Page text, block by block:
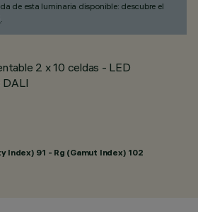
de esta luminaria disponible: descubre el
.
2 x 10 celdas - LED
DALI
Index) 91 - Rg (Gamut Index) 102